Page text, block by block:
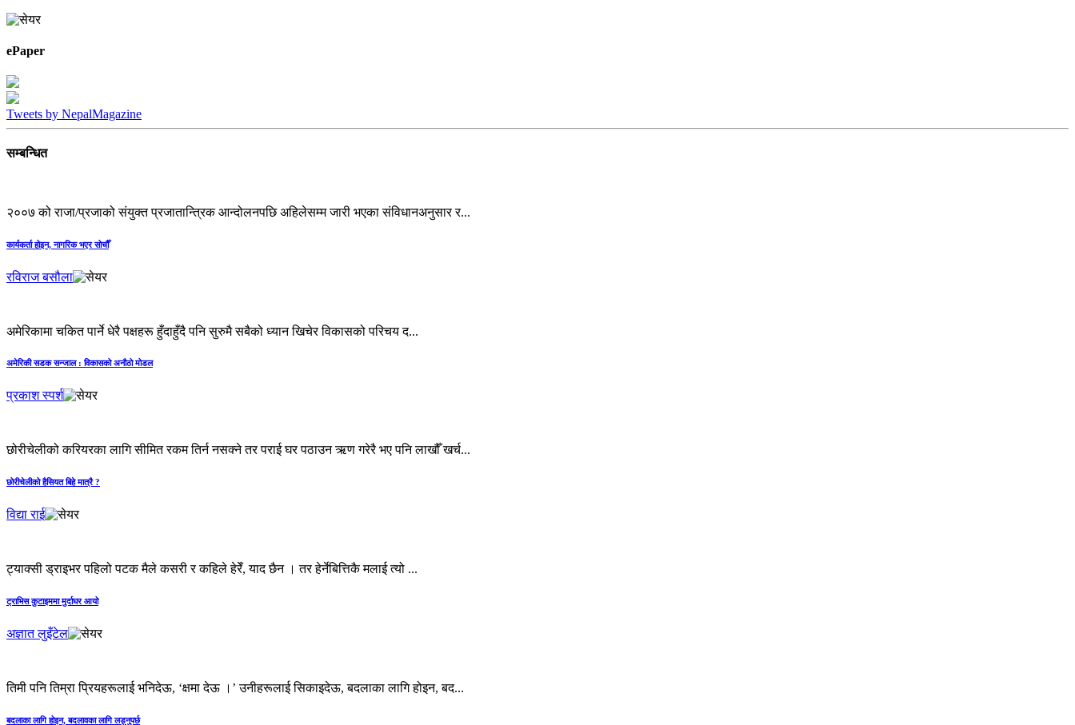
ePaper
Tweets by NepalMagazine
सम्बन्धित
२००७ को राजा/प्रजाको संयुक्त प्रजातान्त्रिक आन्दोलनपछि अहिलेसम्म जारी भएका संविधानअनुसार र...
कार्यकर्ता होइन, नागरिक भएर सोचौँ
रविराज बसौला
अमेरिकामा चकित पार्ने धेरै पक्षहरू हुँदाहुँदै पनि सुरुमै सबैको ध्यान खिचेर विकासको परिचय द...
अमेरिकी सडक सन्जाल : विकासको अनौठो मोडल
प्रकाश स्पर्श
छोरीचेलीको करियरका लागि सीमित रकम तिर्न नसक्ने तर पराई घर पठाउन ऋण गरेरै भए पनि लाखौँ खर्च...
छोरीचेलीको हैसियत बिहे मात्रै ?
विद्या राई
ट्याक्सी ड्राइभर पहिलो पटक मैले कसरी र कहिले हेरेँ, याद छैन । तर हेर्नेबित्तिकै मलाई त्यो ...
ट्राभिस कुटाइममा मुर्दाघर आयो
अज्ञात लुइँटेल
तिमी पनि तिम्रा प्रियहरूलाई भनिदेऊ, ‘क्षमा देऊ ।’ उनीहरूलाई सिकाइदेऊ, बदलाका लागि होइन, बद...
बदलाका लागि होइन, बदलावका लागि लड्नुपर्छ